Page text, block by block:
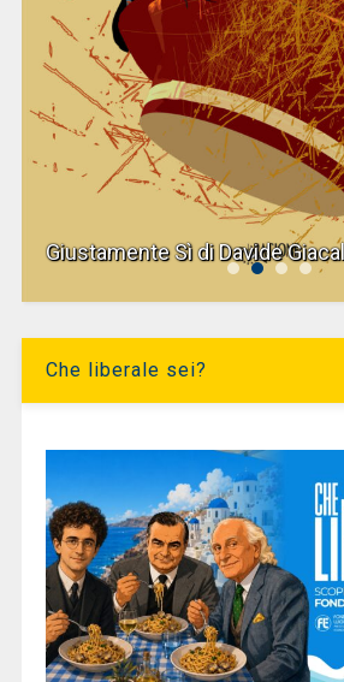
Giustamente Sì di Davide
Che liberale sei?